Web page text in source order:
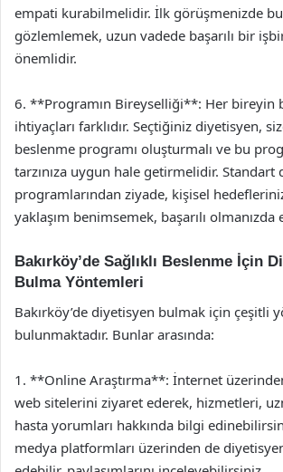
empati kurabilmelidir. İlk görüşmenizde
gözlemlemek, uzun vadede başarılı bir
önemlidir.
6. **Programın Bireyselliği**: Her bireyin
ihtiyaçları farklıdır. Seçtiğiniz diyetisyen,
beslenme programı oluşturmalı ve bu
tarzınıza uygun hale getirmelidir. Standart
programlarından ziyade, kişisel
yaklaşım benimsemek, başarılı olmanızda
Bakırköy’de Sağlıklı Beslenme İçin
Bulma Yöntemleri
Bakırköy’de diyetisyen bulmak için çeşitli
bulunmaktadır. Bunlar arasında:
1. **Online Araştırma**: İnternet
web sitelerini ziyaret ederek, hizmetleri,
hasta yorumları hakkında bilgi
medya platformları üzerinden de